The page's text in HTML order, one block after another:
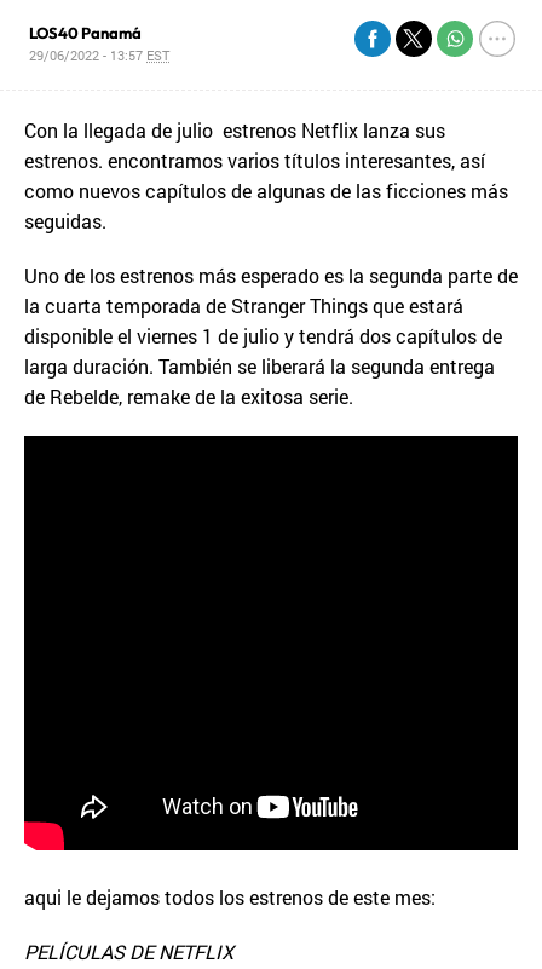
LOS40 Panamá
29/06/2022 - 13:57 EST
Con la llegada de julio estrenos Netflix lanza sus
estrenos. encontramos varios títulos interesantes, así
como nuevos capítulos de algunas de las ficciones más
seguidas.
Uno de los estrenos más esperado es la segunda parte de
la cuarta temporada de Stranger Things que estará
disponible el viernes 1 de julio y tendrá dos capítulos de
larga duración. También se liberará la segunda entrega
de Rebelde, remake de la exitosa serie.
aqui le dejamos todos los estrenos de este mes:
PELÍCULAS DE NETFLIX